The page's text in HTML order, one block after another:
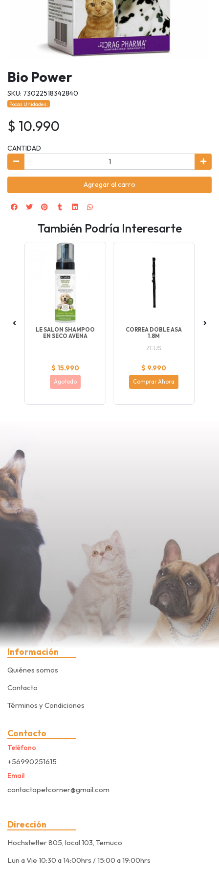
Bio Power
SKU: 73022518342840
Pocas Unidades.
$ 10.990
CANTIDAD
Agregar al carro
También Podría Interesarte
LE SALON SHAMPOO
EN SECO AVENA
$ 15.990
Agotado
CORREA DOBLE ASA
1.8M
ZEUS
$ 9.990
Comprar Ahora
Información
Quiénes somos
Contacto
Términos y Condiciones
Contacto
Teléfono
+56990251615
Email
contactopetcorner@gmail.com
Dirección
Hochstetter 805, local 103, Temuco
Lun a Vie 10:30 a 14:00hrs / 15:00 a 19:00hrs